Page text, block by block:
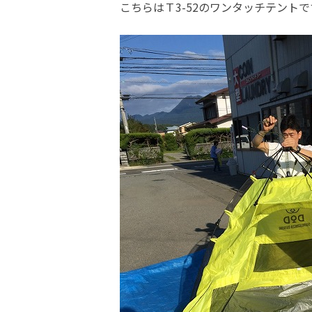
こちらはＴ3-52のワンタッチテント